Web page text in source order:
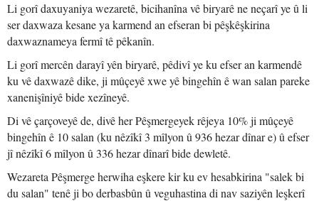
Li gorî daxuyaniya wezaretê, bicihanîna vê biryarê ne neçarî ye û li
ser daxwaza kesane ya karmend an efseran bi pêşkêşkirina
daxwaznameya fermî tê pêkanîn.
Li gorî mercên darayî yên biryarê, pêdivî ye ku efser an karmendê
ku vê daxwazê dike, ji mûçeyê xwe yê bingehîn ê wan salan pareke
xanenişîniyê bide xezîneyê.
Di vê çarçoveyê de, divê her Pêşmergeyek rêjeya 10% ji mûçeyê
bingehîn ê 10 salan (ku nêzîkî 3 mîlyon û 936 hezar dînar e) û efser
jî nêzîkî 6 mîlyon û 336 hezar dînarî bide dewletê.
Wezareta Pêşmerge herwiha eşkere kir ku ev hesabkirina "salek bi
du salan" tenê ji bo derbasbûn û veguhastina di nav saziyên leşkerî